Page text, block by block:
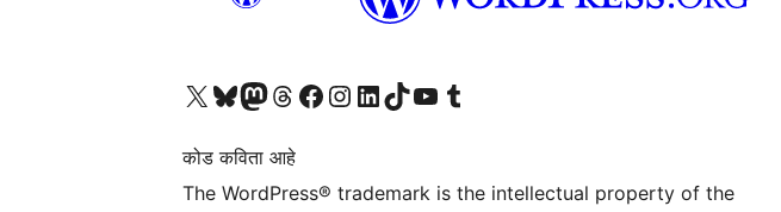
आमच्या X (एक्स) (पूर्वीचे ट्विटर) खात्याला भेट द्या आमच्या ब्लूस्की खात्याला भेट द्या.आमच्या Mastodon खात्याला भेट द्या.आमच्या थ्रेड्स खात्याला भेट द्या. आमच्या फेसबुक पेजला भेट द्या आमच्या इंस्टाग्राम खात्याला भेट द्या आमच्या लिंक्डइन खात्याला भेट द्या आमच्या टिकटॉक अकाउंटला भेट द्या.आमच्या यूट्यूब चॅनेलला भेट द्या आमच्या टंबलर खात्याला भेट द्या.
कोड कविता आहे
The WordPress® trademark is the intellectual property of the